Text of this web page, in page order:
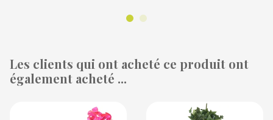
Les clients qui ont acheté ce produit ont
également acheté ...